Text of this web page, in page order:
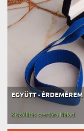
EGYÜTT -
Kiszállítás szerdára Nálad